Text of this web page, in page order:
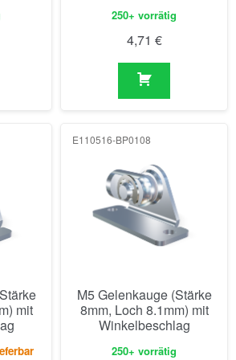
250+ vorrätig
4,71 €
mit
E110516-BP0108
M5 Gelenkauge (Stärke
8mm, Loch 8.1mm) mit
Winkelbeschlag
250+ vorrätig